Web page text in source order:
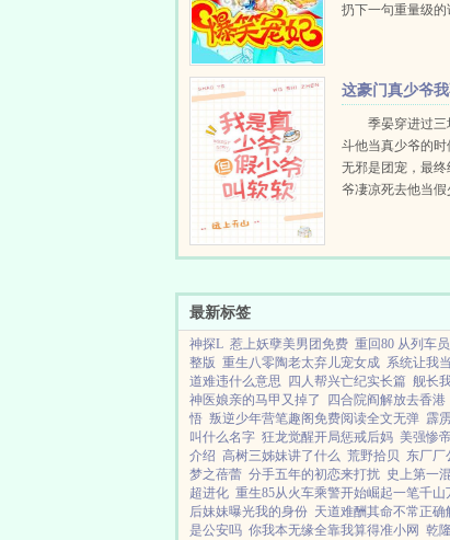
扔下一句重量级的
书，不料，本王...
这豪门真少爷
当了[娱乐圈]
季晏穿进过
斗他当真少爷的
无邪是团宠，最
爷凄凉死去他当
凄凉死去...
最新标签
神探L 惹上妖孽美男团免费 重回80 从列车
整版 重生八零陶老太弃儿宠女成 系统让我
道难违什么意思
四人帮兴亡纪实长篇 舰长
神医娘亲的马甲又掉了
四合院阎解放去香港
悟 叛逆少年营笔趣阁免费阅读全文无弹 霹
叫什么名字 狂龙觉醒开局惩戒后妈 美强惨
介绍 高树三姊妹讲了什么 荒野拾贝 东厂厂
梦之蓓蕾 分手五年的初恋来打扰 史上第一
超进化 重生85从火车乘警开始崛起一笔千山
后妹妹曝光我的身份 天道难酬其命不常正确
是公安吗 你我本无缘全靠我算得准小网 乾